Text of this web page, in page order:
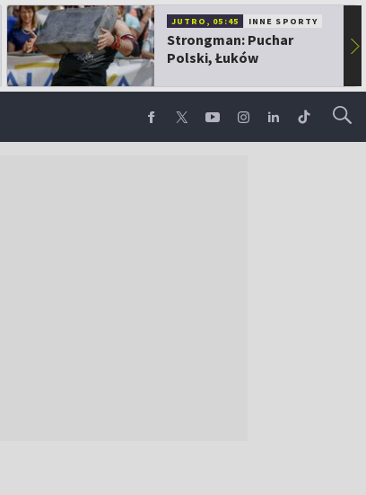
JUTRO, 05:45 INNE SPORTY
Strongman: Puchar
Polski, Łuków
▶